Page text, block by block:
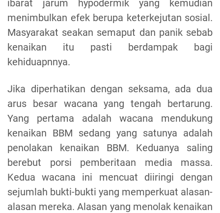
ibarat jarum hypodermik yang kemudian
menimbulkan efek berupa keterkejutan sosial.
Masyarakat seakan semaput dan panik sebab
kenaikan itu pasti berdampak bagi
kehiduapnnya.
Jika diperhatikan dengan seksama, ada dua
arus besar wacana yang tengah bertarung.
Yang pertama adalah wacana mendukung
kenaikan BBM sedang yang satunya adalah
penolakan kenaikan BBM. Keduanya saling
berebut porsi pemberitaan media massa.
Kedua wacana ini mencuat diiringi dengan
sejumlah bukti-bukti yang memperkuat alasan-
alasan mereka. Alasan yang menolak kenaikan